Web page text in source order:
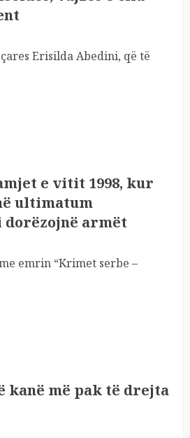
Erisilda Abedini, që të
e vitit 1998, kur
ultimatum
dorëzojnë armët
emrin “Krimet serbe –
kanë më pak të drejta